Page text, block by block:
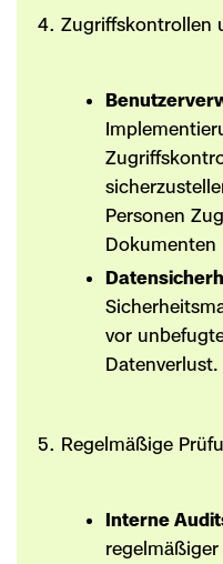
Zugriffskontrollen
Personen
Dokumenten
vor
Datenverlust.
Regelmäßige
Interne